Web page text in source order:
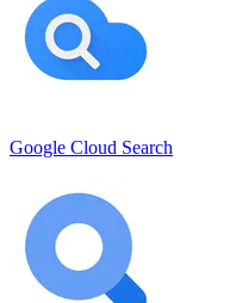
Google Cloud Search